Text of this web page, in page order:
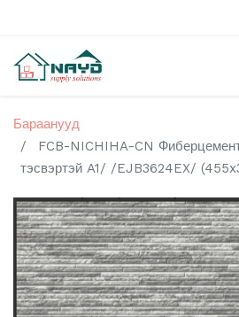
Бараанууд
FCB-NICHIHA-CN
тэсвэртэй A1/ /EJB3624EX/